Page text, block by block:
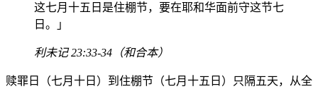
这七月十五日是住棚节，要在耶和华面前守这节七
日。」
利未记 23:33-34（和合本）
赎罪日（七月十日）到住棚节（七月十五日）只隔五天，从全